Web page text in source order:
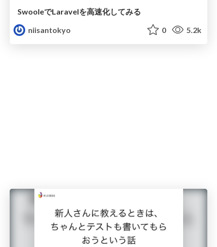
SwooleでLaravelを高速化してみる
niisantokyo
0 5.2k